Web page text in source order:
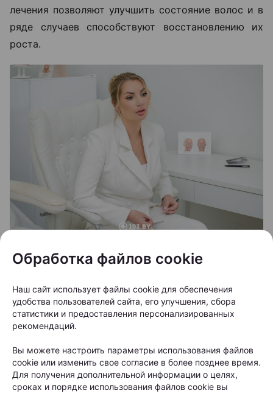
лечения позволяют улучшить состояние волос и в
ряде случаев способствуют восстановлению их
роста.
Одним из серьезных видов выпадения волос
состоянии волосяные фолликулы постепенно
уменьшаются в размерах, а волосы становятся все
более тонкими. Полностью остановить
однако современные методы терапии могут
способствовать замедлению его развития.
Обработка файлов cookie
Наш сайт использует файлы cookie для обеспечения
удобства пользователей сайта, его улучшения, сбора
статистики и предоставления персонализированных
рекомендаций.
Вы можете настроить параметры использования файлов
cookie или изменить свое согласие в более позднее время.
Для получения дополнительной информации о целях,
сроках и порядке использования файлов cookie вы